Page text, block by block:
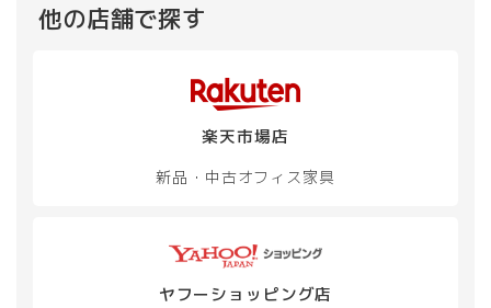
他の店舗で探す
楽天市場店
新品・中古オフィス家具
ヤフーショッピング店